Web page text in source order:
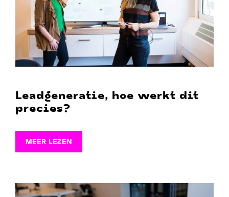
Leadgeneratie, hoe werkt dit
precies?
MEER LEZEN